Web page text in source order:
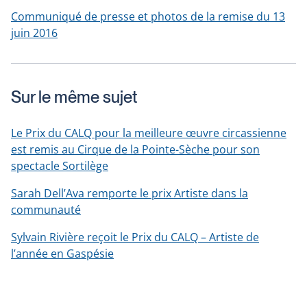
Communiqué de presse et photos de la remise du 13
juin 2016
Sur le même sujet
Le Prix du CALQ pour la meilleure œuvre circassienne
est remis au Cirque de la Pointe-Sèche pour son
spectacle Sortilège
Sarah Dell’Ava remporte le prix Artiste dans la
communauté
Sylvain Rivière reçoit le Prix du CALQ – Artiste de
l’année en Gaspésie